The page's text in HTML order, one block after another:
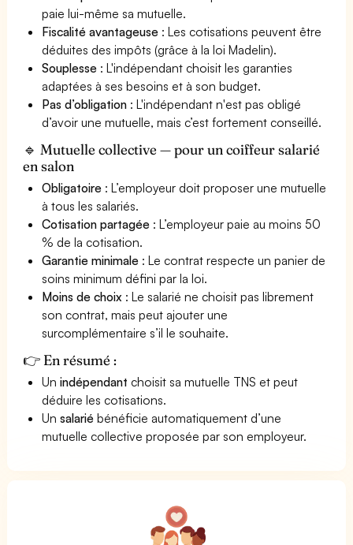
paie lui-même sa mutuelle.
Fiscalité avantageuse : Les cotisations peuvent être
déduites des impôts (grâce à la loi Madelin).
Souplesse : L'indépendant choisit les garanties
adaptées à ses besoins et à son budget.
Pas d’obligation : L'indépendant n'est pas obligé
d’avoir une mutuelle, mais c’est fortement conseillé.
🔹 Mutuelle collective — pour un coiffeur salarié
en salon
Obligatoire : L’employeur doit proposer une mutuelle
à tous les salariés.
Cotisation partagée : L’employeur paie au moins 50
% de la cotisation.
Garantie minimale : Le contrat respecte un panier de
soins minimum défini par la loi.
Moins de choix : Le salarié ne choisit pas librement
son contrat, mais peut ajouter une
surcomplémentaire s’il le souhaite.
👉 En résumé :
Unindépendant choisit sa mutuelle TNS et peut
déduire les cotisations.
Unsalarié bénéficie automatiquement d’une
mutuelle collective proposée par son employeur.